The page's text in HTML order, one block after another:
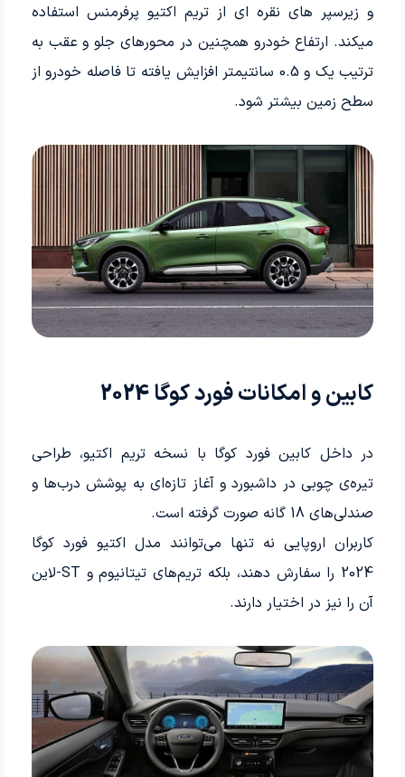
و زیرسپر های نقره ای از تریم اکتیو پرفرمنس استفاده
میکند. ارتفاع خودرو همچنین در محورهای جلو و عقب به
ترتیب یک و 0.5 سانتیمتر افزایش یافته تا فاصله خودرو از
سطح زمین بیشتر شود.
کابین و امکانات فورد کوگا 2024
در داخل کابین فورد کوگا با نسخه تریم اکتیو، طراحی
تیره‌ی چوبی در داشبورد و آغاز تازه‌ای به پوشش درب‌ها و
صندلی‌های 18 گانه صورت گرفته است.
کاربران اروپایی نه تنها می‌توانند مدل اکتیو فورد کوگا
2024 را سفارش دهند، بلکه تریم‌های تیتانیوم و ST-لاین
آن را نیز در اختیار دارند.